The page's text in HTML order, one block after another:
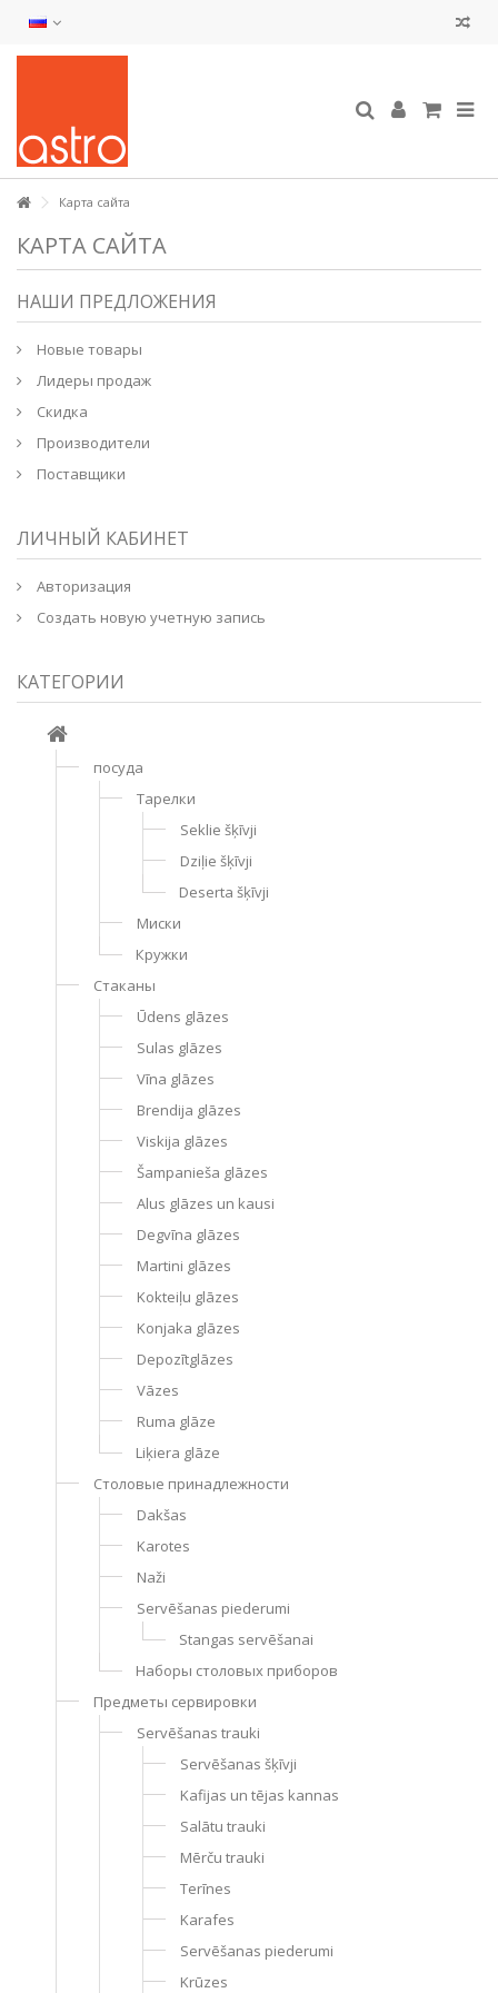
Карта сайта
КАРТА САЙТА
НАШИ ПРЕДЛОЖЕНИЯ
Новые товары
Лидеры продаж
Скидка
Производители
Поставщики
ЛИЧНЫЙ КАБИНЕТ
Авторизация
Создать новую учетную запись
КАТЕГОРИИ
посуда
Тарелки
Seklie šķīvji
Dziļie šķīvji
Deserta šķīvji
Миски
Кружки
Стаканы
Ūdens glāzes
Sulas glāzes
Vīna glāzes
Brendija glāzes
Viskija glāzes
Šampanieša glāzes
Alus glāzes un kausi
Degvīna glāzes
Martini glāzes
Kokteiļu glāzes
Konjaka glāzes
Depozītglāzes
Vāzes
Ruma glāze
Liķiera glāze
Столовые принадлежности
Dakšas
Karotes
Naži
Servēšanas piederumi
Stangas servēšanai
Hаборы столовых приборов
Предметы сервировки
Servēšanas trauki
Servēšanas šķīvji
Kafijas un tējas kannas
Salātu trauki
Mērču trauki
Terīnes
Karafes
Servēšanas piederumi
Krūzes